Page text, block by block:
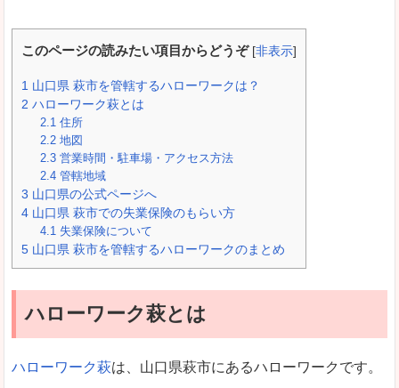
このページの読みたい項目からどうぞ [非表示]
1 山口県 萩市を管轄するハローワークは？
2 ハローワーク萩とは
2.1 住所
2.2 地図
2.3 営業時間・駐車場・アクセス方法
2.4 管轄地域
3 山口県の公式ページへ
4 山口県 萩市での失業保険のもらい方
4.1 失業保険について
5 山口県 萩市を管轄するハローワークのまとめ
ハローワーク萩とは
ハローワーク萩は、山口県萩市にあるハローワークです。